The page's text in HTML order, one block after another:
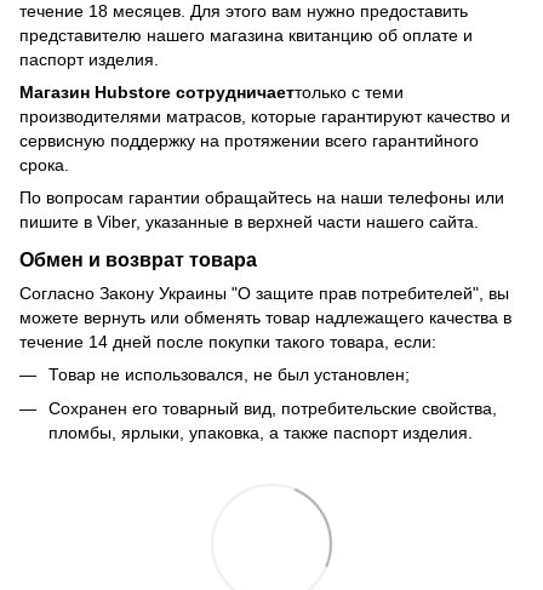
течение 18 месяцев. Для этого вам нужно предоставить
представителю нашего магазина квитанцию об оплате и
паспорт изделия.
Магазин Hubstore сотрудничаеттолько с теми
производителями матрасов, которые гарантируют качество и
сервисную поддержку на протяжении всего гарантийного
срока.
По вопросам гарантии обращайтесь на наши телефоны или
пишите в Viber, указанные в верхней части нашего сайта.
Обмен и возврат товара
Согласно Закону Украины "О защите прав потребителей", вы
можете вернуть или обменять товар надлежащего качества в
течение 14 дней после покупки такого товара, если:
Товар не использовался, не был установлен;
Сохранен его товарный вид, потребительские свойства,
пломбы, ярлыки, упаковка, а также паспорт изделия.